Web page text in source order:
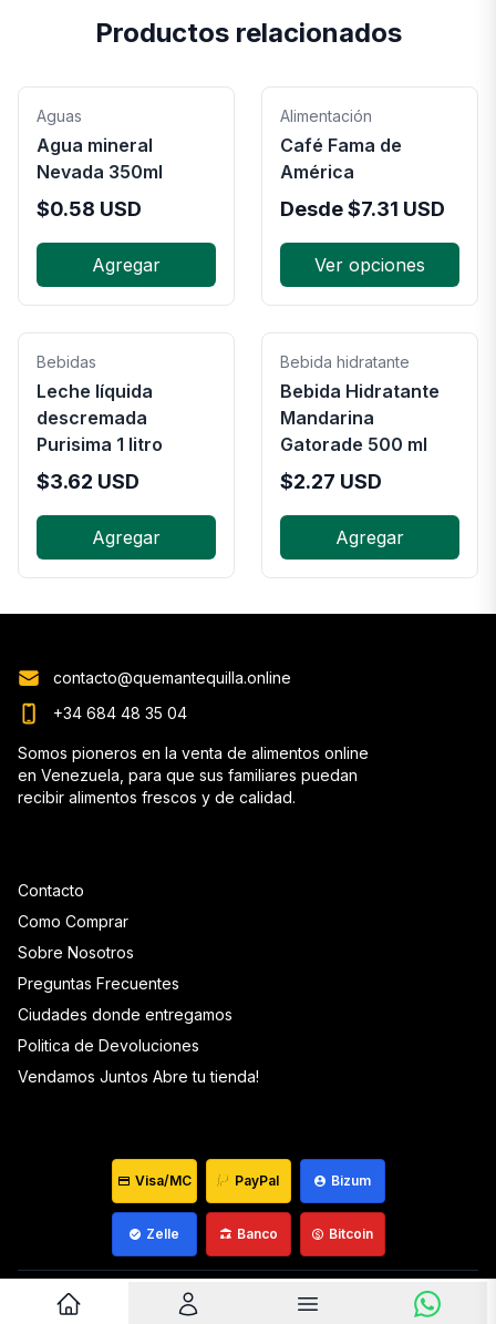
Productos relacionados
Aguas
Agua mineral
Nevada 350ml
$0.58 USD
Agregar
Alimentación
Café Fama de
América
Desde$7.31 USD
Ver opciones
Bebidas
Leche líquida
descremada
Purisima 1 litro
$3.62 USD
Agregar
Bebida hidratante
Bebida Hidratante
Mandarina
Gatorade 500 ml
$2.27 USD
Agregar
Contacto
Como Comprar
Sobre Nosotros
Preguntas Frecuentes
Ciudades donde entregamos
Politica de Devoluciones
Vendamos Juntos Abre tu tienda!
contacto@quemantequilla.online
+34 684 48 35 04
Somos pioneros en la venta de alimentos online
en Venezuela, para que sus familiares puedan
recibir alimentos frescos y de calidad.
Visa/MC PayPal Bizum
Zelle Banco Bitcoin
Venezuela © Que Mantequilla